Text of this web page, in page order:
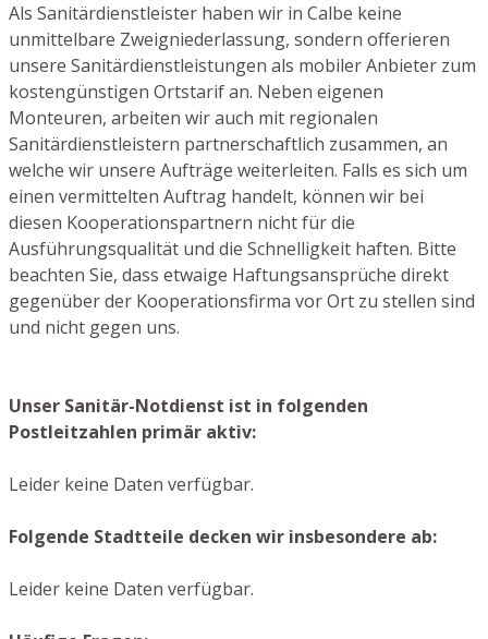
Als Sanitärdienstleister haben wir in Calbe keine
unmittelbare Zweigniederlassung, sondern offerieren
unsere Sanitärdienstleistungen als mobiler Anbieter zum
kostengünstigen Ortstarif an. Neben eigenen
Monteuren, arbeiten wir auch mit regionalen
Sanitärdienstleistern partnerschaftlich zusammen, an
welche wir unsere Aufträge weiterleiten. Falls es sich um
einen vermittelten Auftrag handelt, können wir bei
diesen Kooperationspartnern nicht für die
Ausführungsqualität und die Schnelligkeit haften. Bitte
beachten Sie, dass etwaige Haftungsansprüche direkt
gegenüber der Kooperationsfirma vor Ort zu stellen sind
und nicht gegen uns.
Unser Sanitär-Notdienst ist in folgenden
Postleitzahlen primär aktiv:
Leider keine Daten verfügbar.
Folgende Stadtteile decken wir insbesondere ab:
Leider keine Daten verfügbar.